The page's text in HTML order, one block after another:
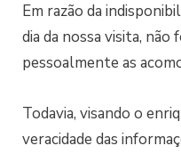
Em razão da
dia da nossa visita,
pessoalmente as
Todavia, visando o
veracidade das